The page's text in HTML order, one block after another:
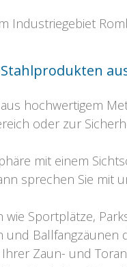
Industriegebiet
hochwertigem
oder zur
mit einem
sprechen Sie mit
wie Sportplätze,
und Ballfangzäunen
Zaun- und